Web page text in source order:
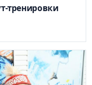
тренировки